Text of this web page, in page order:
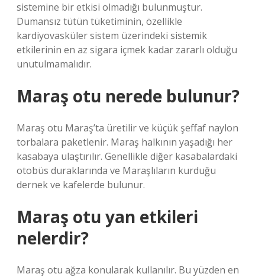
sistemine bir etkisi olmadığı bulunmuştur.
Dumansız tütün tüketiminin, özellikle
kardiyovasküler sistem üzerindeki sistemik
etkilerinin en az sigara içmek kadar zararlı olduğu
unutulmamalıdır.
Maraş otu nerede bulunur?
Maraş otu Maraş’ta üretilir ve küçük şeffaf naylon
torbalara paketlenir. Maraş halkının yaşadığı her
kasabaya ulaştırılır. Genellikle diğer kasabalardaki
otobüs duraklarında ve Maraşlıların kurduğu
dernek ve kafelerde bulunur.
Maraş otu yan etkileri
nelerdir?
Maraş otu ağza konularak kullanılır. Bu yüzden en